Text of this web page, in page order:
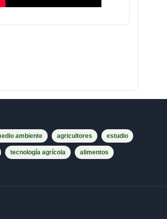
ambiente agricultores estudio
tecnología agrícola alimentos